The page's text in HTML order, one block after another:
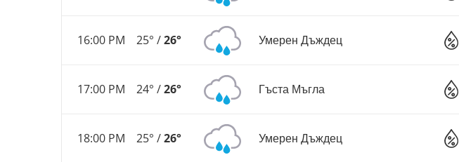
16:00 PM 25° /26° Умерен Дъждец
17:00 PM 24° /26° Гъста Мъгла
18:00 PM 25° /26° Умерен Дъждец